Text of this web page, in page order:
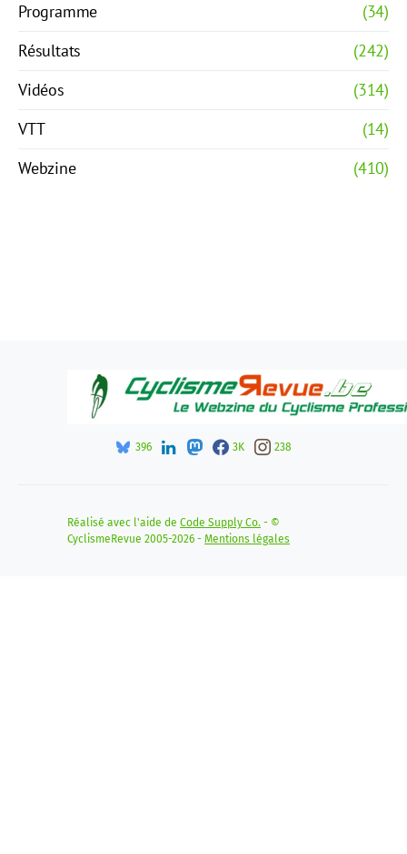
Programme
(34)
Résultats
(242)
Vidéos
(314)
VTT
(14)
Webzine
(410)
396 3K 238
Réalisé avec l'aide de Code Supply Co. - ©
CyclismeRevue 2005-2026 - Mentions légales